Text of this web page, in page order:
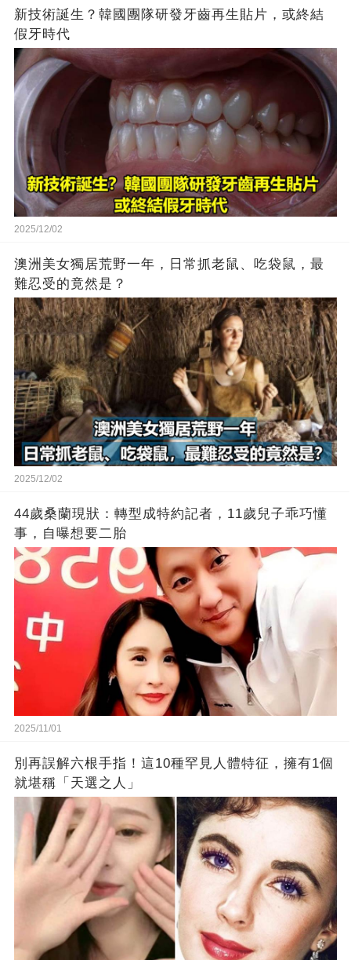
新技術誕生？韓國團隊研發牙齒再生貼片，或終結
假牙時代
2025/12/02
澳洲美女獨居荒野一年，日常抓老鼠、吃袋鼠，最
難忍受的竟然是？
2025/12/02
44歲桑蘭現狀：轉型成特約記者，11歲兒子乖巧懂
事，自曝想要二胎
2025/11/01
別再誤解六根手指！這10種罕見人體特征，擁有1個
就堪稱「天選之人」